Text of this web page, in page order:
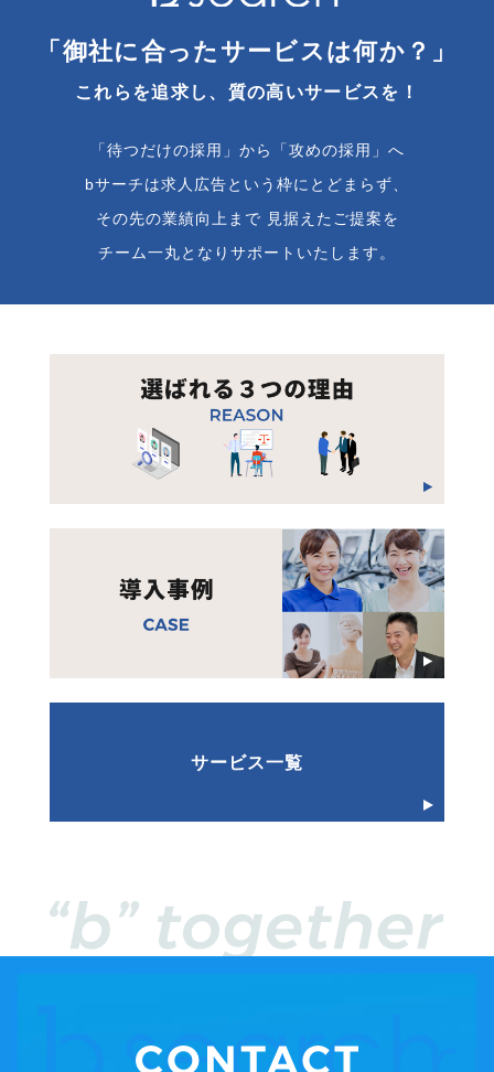
「御社に合ったサービスは何か？」
これらを追求し、質の高いサービスを！
「待つだけの採用」から「攻めの採用」へ
bサーチは求人広告という枠にとどまらず、
その先の業績向上まで 見据えたご提案を
チーム一丸となりサポートいたします。
サービス一覧